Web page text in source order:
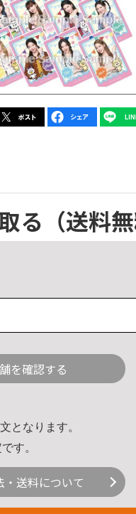
る （送料無
を確認する
となります。
す。
・送料について